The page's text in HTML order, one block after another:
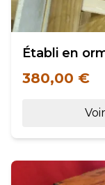
Établi en
380,00 €